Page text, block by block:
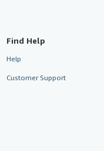
Find Help
Help
Customer Support